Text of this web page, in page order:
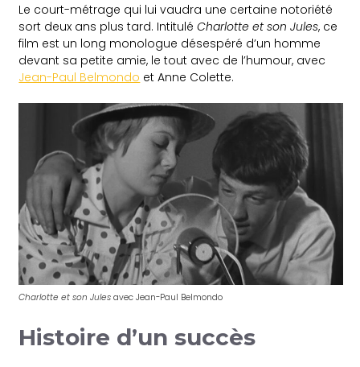
Le court-métrage qui lui vaudra une certaine notoriété
sort deux ans plus tard. IntituléCharlotte et son Jules, ce
film est un long monologue désespéré d’un homme
devant sa petite amie, le tout avec de l’humour, avec
Jean-Paul Belmondo et Anne Colette.
Charlotte et son Jules avec Jean-Paul Belmondo
Histoire d’un succès